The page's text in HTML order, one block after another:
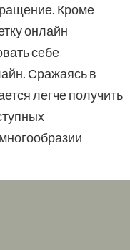
Кроме
онлайн
себе
Сражаясь в
легче получить